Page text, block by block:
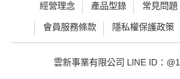
經營理念 產品型錄 常見問題
會員服務條款 隱私權保護政策
雲新事業有限公司 LINE ID：